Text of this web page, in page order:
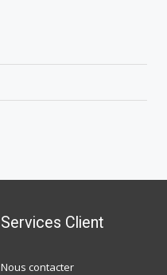
Services Client
Nous contacter